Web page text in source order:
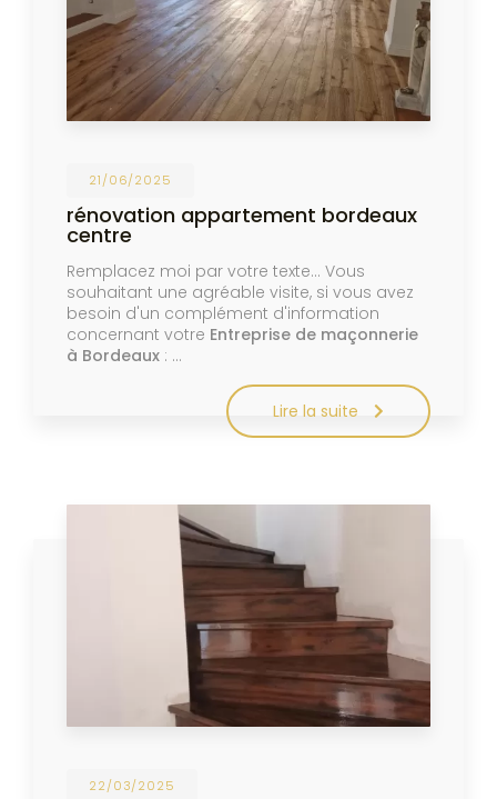
21/06/2025
rénovation appartement bordeaux
centre
Remplacez moi par votre texte... Vous
souhaitant une agréable visite, si vous avez
besoin d'un complément d'information
concernant votre Entreprise de maçonnerie
à Bordeaux : …
Lire la suite
22/03/2025